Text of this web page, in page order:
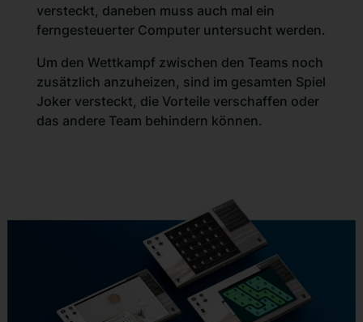
versteckt, daneben muss auch mal ein
ferngesteuerter Computer untersucht werden.
Um den Wettkampf zwischen den Teams noch
zusätzlich anzuheizen, sind im gesamten Spiel
Joker versteckt, die Vorteile verschaffen oder
das andere Team behindern können.